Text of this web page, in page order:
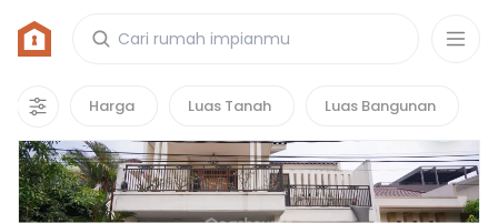
Harga Luas Tanah Luas Bangunan
Rumah di Komplek Bulog
2properti